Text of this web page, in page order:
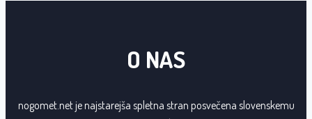
O NAS
nogomet.net je najstarejša spletna stran posvečena slovenskemu